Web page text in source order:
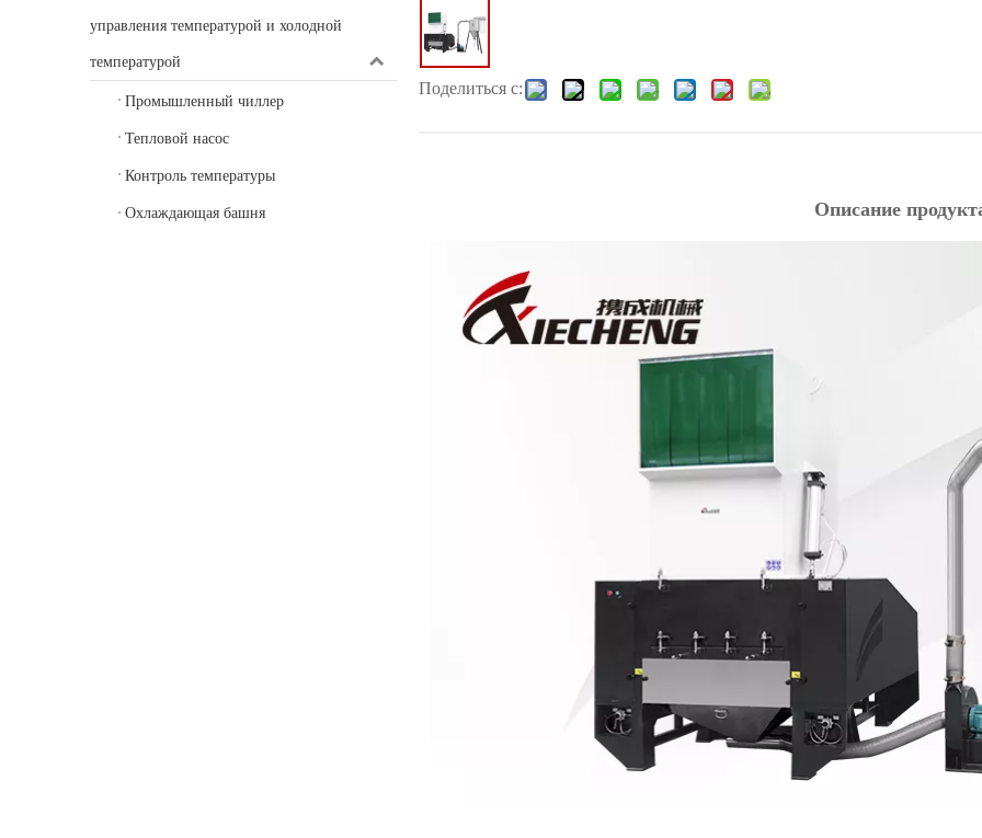
управления температурой и холодной
температурой
Промышленный чиллер
Тепловой насос
Контроль температуры
Охлаждающая башня
Поделиться с:
Описание